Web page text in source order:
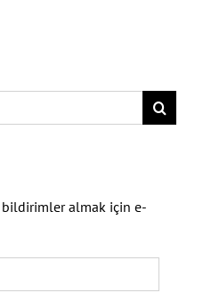
almak için e-